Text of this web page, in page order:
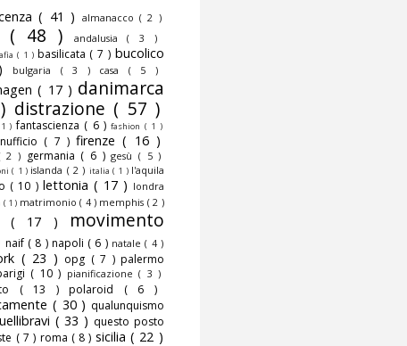
( 41 ) almanacco ( 2 )
( 48 ) andalusia( 3 )
( 1 ) basilicata ( 7 ) bucolico
bulgaria ( 3 ) casa ( 5 )
( 17 ) danimarca
distrazione ( 57 )
)fantascienza ( 6 )fashion ( 1 )
( 7 ) firenze( 16 )
2 ) germania ( 6 )gesù( 5 )
( 1 ) islanda ( 2 ) italia( 1 ) l'aquila
( 10 ) lettonia ( 17 ) londra
( 1 ) matrimonio( 4 ) memphis ( 2 )
( 17 )
movimento
naif ( 8 ) napoli ( 6 ) natale( 4 )
( 23 ) opg ( 7 )palermo
( 10 ) pianificazione( 3 )
( 13 ) polaroid ( 6 )
( 30 ) qualunquismo
( 33 ) questo posto
( 7 ) roma ( 8 ) sicilia( 22 )